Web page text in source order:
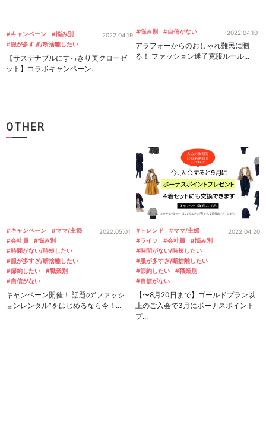
#キャンペーン
#悩み別
#服が多すぎ/断捨離したい
2022.04.19
【サステナブルにすっきり美クローゼ
ット】コラボキャンペーン...
#悩み別 #自信がない 2022.04.10
アラフォーからのおしゃれ難民に贈
る！ ファッション迷子克服ルール...
OTHER
#キャンペーン
#ママ/主婦
#会社員
#悩み別
#時間がない/時短したい
#服が多すぎ/断捨離したい
#節約したい
#職業別
#自信がない
2022.05.01
キャンペーン開催！ 話題の”ファッシ
ョンレンタル”をはじめるなら今！...
#トレンド
#ママ/主婦
#ライフ
#会社員
#悩み別
#時間がない/時短したい
#服が多すぎ/断捨離したい
#節約したい
#職業別
#自信がない
2022.04.20
【〜8月20日まで】ゴールドプラン以
上のご入会で3月にボーナスポイント
プ...